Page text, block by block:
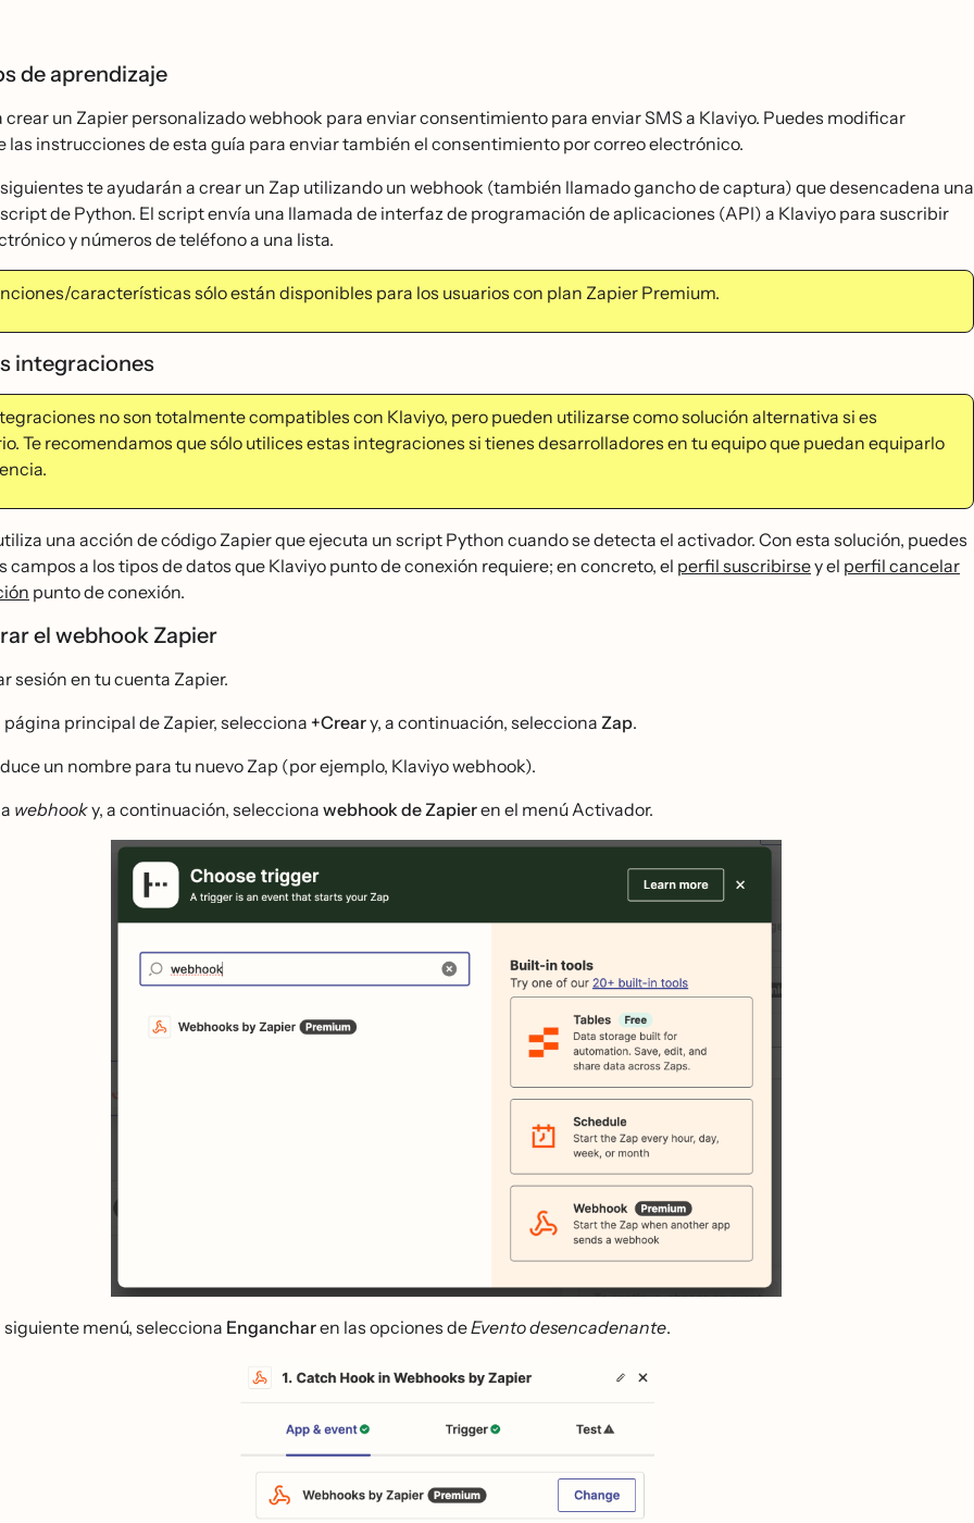
de aprendizaje
crear un Zapier personalizado webhook para enviar consentimiento para enviar SMS a Klaviyo. Puedes modificar
las instrucciones de esta guía para enviar también el consentimiento por correo electrónico.
te ayudarán a crear un Zap utilizando un webhook (también llamado gancho de captura) que desencadena una
de Python. El script envía una llamada de interfaz de programación de aplicaciones (API) a Klaviyo para suscribir
y números de teléfono a una lista.
características sólo están disponibles para los usuarios con plan Zapier Premium.
integraciones
no son totalmente compatibles con Klaviyo, pero pueden utilizarse como solución alternativa si es
Te recomendamos que sólo utilices estas integraciones si tienes desarrolladores en tu equipo que puedan equiparlo
una acción de código Zapier que ejecuta un script Python cuando se detecta el activador. Con esta solución, puedes
campos a los tipos de datos que Klaviyo punto de conexión requiere; en concreto, el perfil suscribirsey el perfil cancelar
punto de conexión.
el webhook Zapier
sesión en tu cuenta Zapier.
página principal de Zapier, selecciona +Creary, a continuación, selecciona Zap.
un nombre para tu nuevo Zap (por ejemplo, Klaviyo webhook).
webhooky, a continuación, selecciona webhook de Zapieren el menú Activador.
siguiente menú, selecciona Engancharen las opciones deEvento desencadenante.